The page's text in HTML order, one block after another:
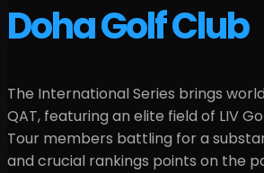
Doha Golf Club
The International Series brings
QAT, featuring an elite field of LIV
Tour members battling for a
and crucial rankings points on the